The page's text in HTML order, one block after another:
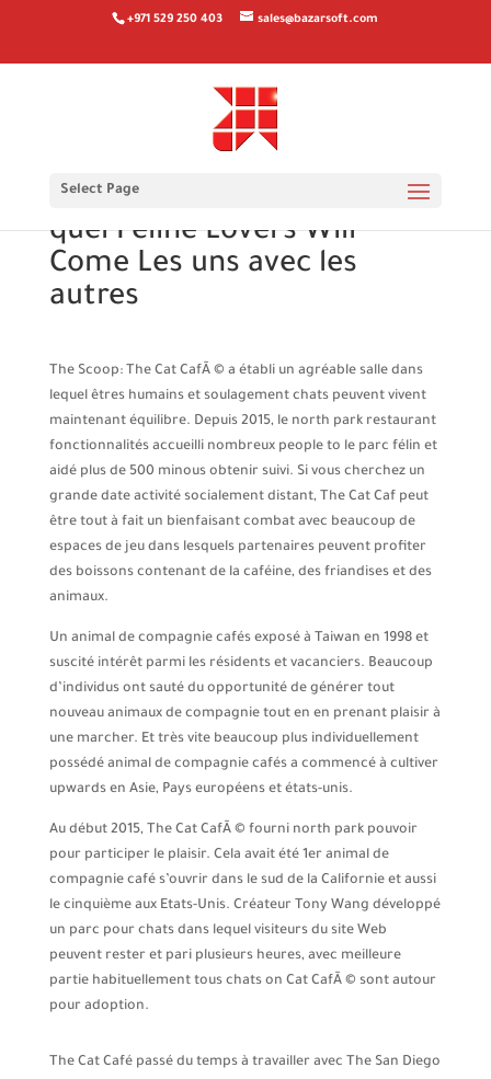
+971 529 250 403 sales@bazarsoft.com
Select Page
un amusant Date Spot Dans
quel Feline Lovers Will
Come Les uns avec les
autres
The Scoop: The Cat CafÃ © a établi un agréable salle dans
lequel êtres humains et soulagement chats peuvent vivent
maintenant équilibre. Depuis 2015, le north park restaurant
fonctionnalités accueilli nombreux people to le parc félin et
aidé plus de 500 minous obtenir suivi. Si vous cherchez un
grande date activité socialement distant, The Cat Caf peut
être tout à fait un bienfaisant combat avec beaucoup de
espaces de jeu dans lesquels partenaires peuvent profiter
des boissons contenant de la caféine, des friandises et des
animaux.
Un animal de compagnie cafés exposé à Taiwan en 1998 et
suscité intérêt parmi les résidents et vacanciers. Beaucoup
d’individus ont sauté du opportunité de générer tout
nouveau animaux de compagnie tout en en prenant plaisir à
une marcher. Et très vite beaucoup plus individuellement
possédé animal de compagnie cafés a commencé à cultiver
upwards en Asie, Pays européens et états-unis.
Au début 2015, The Cat CafÃ © fourni north park pouvoir
pour participer le plaisir. Cela avait été 1er animal de
compagnie café s’ouvrir dans le sud de la Californie et aussi
le cinquième aux Etats-Unis. Créateur Tony Wang développé
un parc pour chats dans lequel visiteurs du site Web
peuvent rester et pari plusieurs heures, avec meilleure
partie habituellement tous chats on Cat CafÃ © sont autour
pour adoption.
The Cat Café passé du temps à travailler avec The San Diego